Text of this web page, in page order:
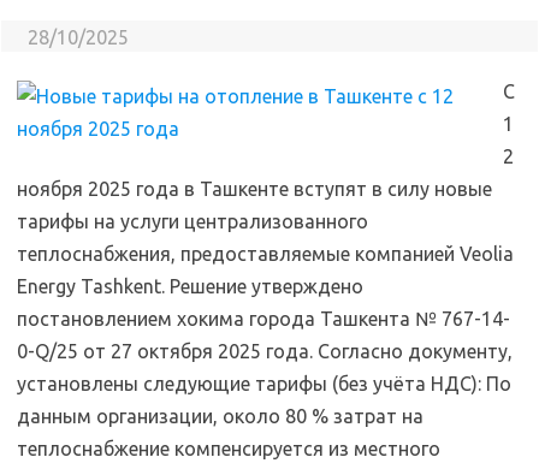
28/10/2025
С
1
2
ноября 2025 года в Ташкенте вступят в силу новые
тарифы на услуги централизованного
теплоснабжения, предоставляемые компанией Veolia
Energy Tashkent. Решение утверждено
постановлением хокима города Ташкента № 767-14-
0-Q/25 от 27 октября 2025 года. Согласно документу,
установлены следующие тарифы (без учёта НДС): По
данным организации, около 80 % затрат на
теплоснабжение компенсируется из местного